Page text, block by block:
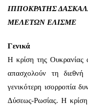
ΙΠΠΟΚΡΑΤΗΣ
ΜΕΛΕΤΩΝ ΕΛΙΣΜΕ
Γενικά
Η κρίση της Ουκρανίας
απασχολούν τη διεθνή
γενικότερη ισορροπία
Δύσεως-Ρωσίας. Η